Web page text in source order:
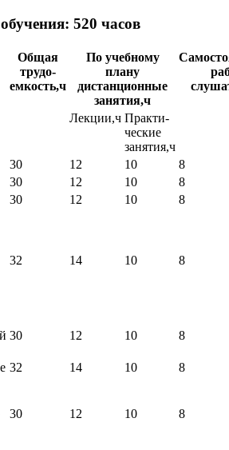
520 часов
Общая
трудо-
емкость,ч
По учебному
плану
дистанционные
занятия,ч
Лекции,ч Практи-
ческие
занятия,ч
30 12 10
8
30 12 10
8
30 12 10 8
32 14 10 8
30 12 10 8
32 14 10 8
30 12 10 8